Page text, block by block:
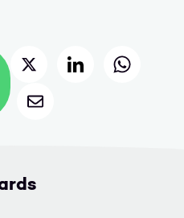
Deel op Twitter
Deel op LinkedIn
Deel op
Deel via mail